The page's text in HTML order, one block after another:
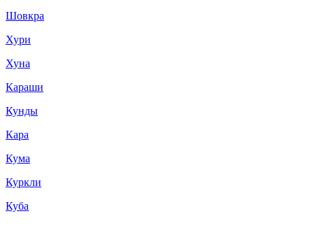
Шовкра
Хури
Хуна
Караши
Кунды
Кара
Кума
Куркли
Куба